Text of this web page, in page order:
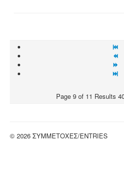
Page 9 of 11 Results
© 2026 ΣΥΜΜΕΤΟΧΕΣ/ENTRIES